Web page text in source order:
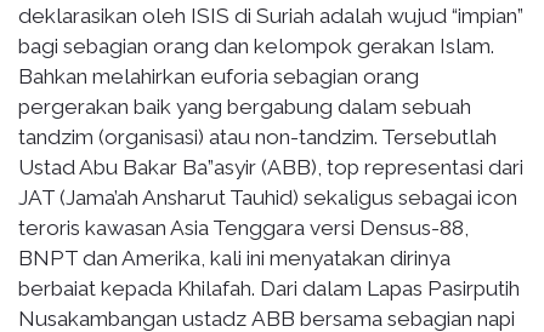
deklarasikan oleh ISIS di Suriah adalah wujud “impian”
bagi sebagian orang dan kelompok gerakan Islam.
Bahkan melahirkan euforia sebagian orang
pergerakan baik yang bergabung dalam sebuah
tandzim (organisasi) atau non-tandzim. Tersebutlah
Ustad Abu Bakar Ba”asyir (ABB), top representasi dari
JAT (Jama’ah Ansharut Tauhid) sekaligus sebagai icon
teroris kawasan Asia Tenggara versi Densus-88,
BNPT dan Amerika, kali ini menyatakan dirinya
berbaiat kepada Khilafah. Dari dalam Lapas Pasirputih
Nusakambangan ustadz ABB bersama sebagian napi